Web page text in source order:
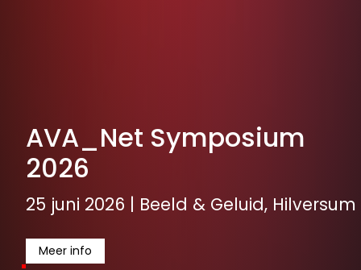
AVA_Net Symposium
2026
25 juni 2026 | Beeld & Geluid, Hilversum
Meer info